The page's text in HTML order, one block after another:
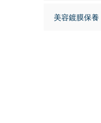
美容鍍膜保養